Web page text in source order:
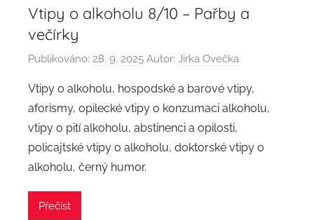
Vtipy o alkoholu 8/10 – Pařby a
večírky
Publikováno: 28. 9. 2025 Autor: Jirka Ovečka
Vtipy o alkoholu, hospodské a barové vtipy,
aforismy, opilecké vtipy o konzumaci alkoholu,
vtipy o pití alkoholu, abstinenci a opilosti,
policajtské vtipy o alkoholu, doktorské vtipy o
alkoholu, černý humor.
Přečíst